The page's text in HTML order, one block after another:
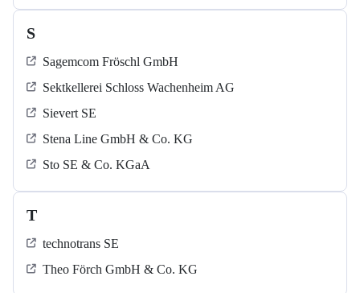
S
Sagemcom Fröschl GmbH
Sektkellerei Schloss Wachenheim AG
Sievert SE
Stena Line GmbH & Co. KG
Sto SE & Co. KGaA
T
technotrans SE
Theo Förch GmbH & Co. KG